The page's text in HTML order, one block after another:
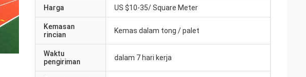
Harga US $10-35/ Square Meter
Kemasan
rincian
Kemas dalam tong / palet
Waktu
pengiriman
dalam 7 hari kerja